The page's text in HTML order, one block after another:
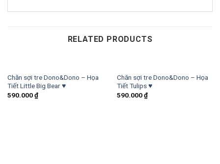
RELATED PRODUCTS
Chăn sợi tre Dono&Dono – Họa
Tiết Little Big Bear ♥
590.000₫
Chăn sợi tre Dono&Dono – Họa
Tiết Tulips ♥
590.000₫